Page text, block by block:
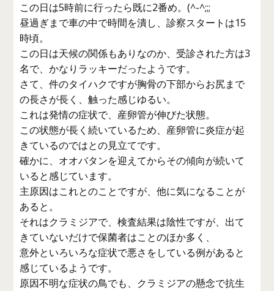
この日は5時前に行ったら既に2番め。(^-^;;;
昼過ぎまで車の中で時間を潰し、診察スタートは15
時頃。
この日は天候の関係もありなのか、受診された方は3
名で、かなりラッキーだったようです。
さて、件のタイハクですが胸骨の下部からお尻まで
の長さが長く、触った感じゆるい。
これは発情の症状で、産卵管が伸びた状態。
この状態が長く続いているため、産卵管に炎症が起
きているのではとの見立てです。
確かに、オオバタンを迎えてからその傾向が続いて
いると感じています。
主原因はこれとのことですが、他に気になることが
あると。
それはクラミジアで、検査結果は陰性ですが、出て
きていないだけで保菌者はことのほか多く、
意外といろいろな症状で悪さをしている例があると
感じているようです。
原因不明な症状の鳥でも、クラミジアの懸念で抗生